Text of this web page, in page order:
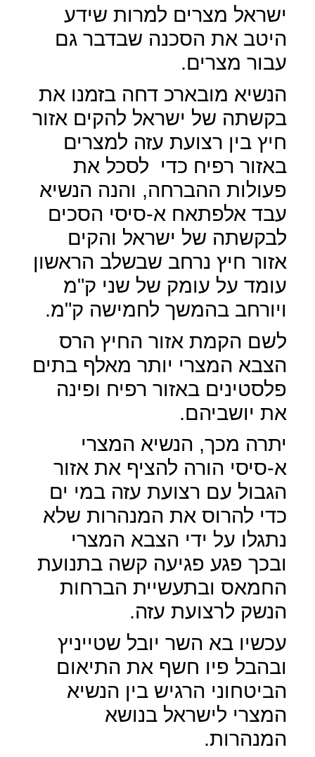
ישראל מצרים למרות שידע
היטב את הסכנה שבדבר גם
עבור מצרים.
הנשיא מובארכ דחה בזמנו את
בקשתה של ישראל להקים אזור
חיץ בין רצועת עזה למצרים
באזור רפיח כדי לסכל את
פעולות ההברחה, והנה הנשיא
עבד אלפתאח א-סיסי הסכים
לבקשתה של ישראל והקים
אזור חיץ נרחב שבשלב הראשון
עומד על עומק של שני ק"מ
ויורחב בהמשך לחמישה ק"מ.
לשם הקמת אזור החיץ הרס
הצבא המצרי יותר מאלף בתים
פלסטינים באזור רפיח ופינה
את יושביהם.
יתרה מכך, הנשיא המצרי
א-סיסי הורה להציף את אזור
הגבול עם רצועת עזה במי ים
כדי להרוס את המנהרות שלא
נתגלו על ידי הצבא המצרי
ובכך פגע פגיעה קשה בתנועת
החמאס ובתעשיית הברחות
הנשק לרצועת עזה.
עכשיו בא השר יובל שטייניץ
ובהבל פיו חשף את התיאום
הביטחוני הרגיש בין הנשיא
המצרי לישראל בנושא
המנהרות.